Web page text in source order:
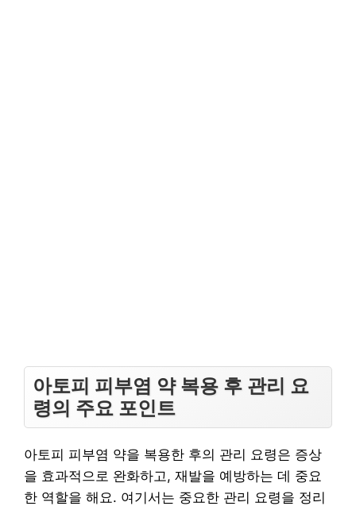
아토피 피부염 약 복용 후 관리 요
령의 주요 포인트
아토피 피부염 약을 복용한 후의 관리 요령은 증상
을 효과적으로 완화하고, 재발을 예방하는 데 중요
한 역할을 해요. 여기서는 중요한 관리 요령을 정리